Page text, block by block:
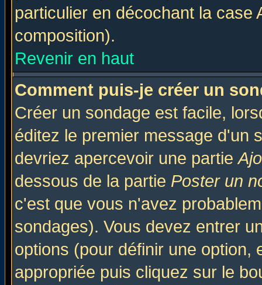
particulier en décochant la
composition).
Revenir en haut
Comment puis-je créer un
Créer un sondage est facile,
éditez le premier message d'un
devriez apercevoir une partie
dessous de la partie Poster un
c'est que vous n'avez
sondages). Vous devez entrer
options (pour définir une option,
appropriée puis cliquez sur le